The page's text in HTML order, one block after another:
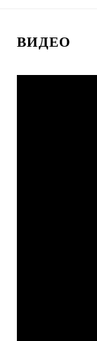
ВИДЕО